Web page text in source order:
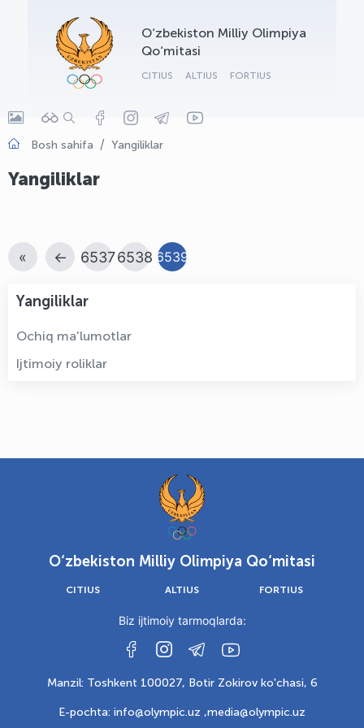
O‘zbekiston Milliy Olimpiya
Qo‘mitasi
CITIUS ALTIUS FORTIUS
Bosh sahifa Yangiliklar
Yangiliklar
« ← 65376538 6539
Yangiliklar
Ochiq ma'lumotlar
Ijtimoiy roliklar
O‘zbekiston Milliy Olimpiya Qo‘mitasi
CITIUS ALTIUS FORTIUS
Biz ijtimoiy tarmoqlarda:
Manzil: Toshkent 100027, Botir Zokirov ko'chasi, 6
E-pochta: info@olympic.uz ,media@olympic.uz
OLYMPCHIK AI - yordamchi
Onlayn · olympic.uz